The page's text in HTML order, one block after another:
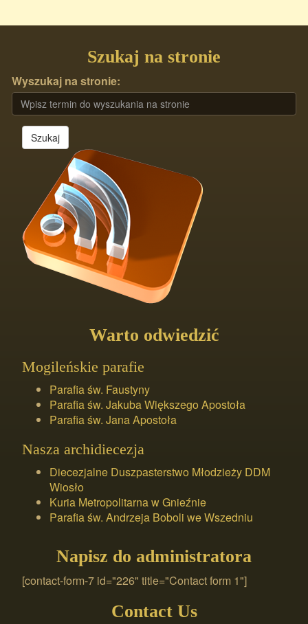
Szukaj na stronie
Wyszukaj na stronie:
Szukaj
Warto odwiedzić
Mogileńskie parafie
Parafia św. Faustyny
Parafia św. Jakuba Większego Apostoła
Parafia św. Jana Apostoła
Nasza archidiecezja
Diecezjalne Duszpasterstwo Młodzieży DDM
Wiosło
Kuria Metropolitarna w Gnieźnie
Parafia św. Andrzeja Boboli we Wszedniu
Napisz do administratora
[contact-form-7 id="226" title="Contact form 1"]
Contact Us